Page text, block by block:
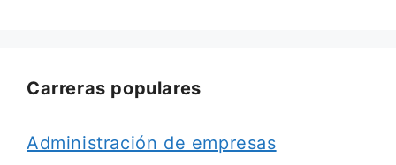
Carreras populares
Administración de empresas